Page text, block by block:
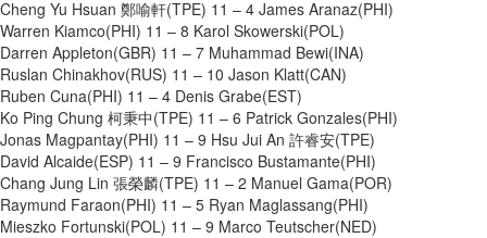
Cheng Yu Hsuan 鄭喻軒(TPE) 11 – 4 James Aranaz(PHI)
Warren Kiamco(PHI) 11 – 8 Karol Skowerski(POL)
Darren Appleton(GBR) 11 – 7 Muhammad Bewi(INA)
Ruslan Chinakhov(RUS) 11 – 10 Jason Klatt(CAN)
Ruben Cuna(PHI) 11 – 4 Denis Grabe(EST)
Ko Ping Chung 柯秉中(TPE) 11 – 6 Patrick Gonzales(PHI)
Jonas Magpantay(PHI) 11 – 9 Hsu Jui An 許睿安(TPE)
David Alcaide(ESP) 11 – 9 Francisco Bustamante(PHI)
Chang Jung Lin 張榮麟(TPE) 11 – 2 Manuel Gama(POR)
Raymund Faraon(PHI) 11 – 5 Ryan Maglassang(PHI)
Mieszko Fortunski(POL) 11 – 9 Marco Teutscher(NED)